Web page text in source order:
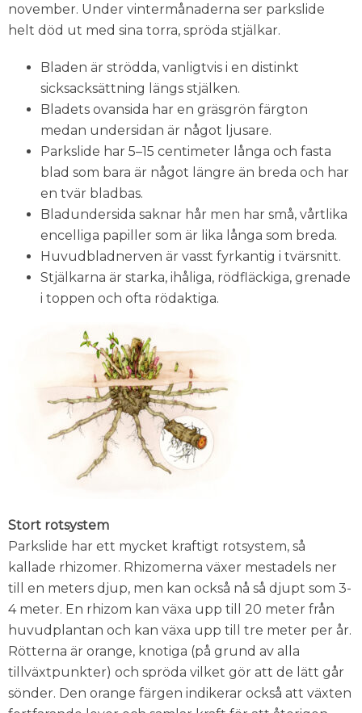
november. Under vintermånaderna ser parkslide
helt död ut med sina torra, spröda stjälkar.
Bladen är strödda, vanligtvis i en distinkt
sicksacksättning längs stjälken.
Bladets ovansida har en gräsgrön färgton
medan undersidan är något ljusare.
Parkslide har 5–15 centimeter långa och fasta
blad som bara är något längre än breda och har
en tvär bladbas.
Bladundersida saknar hår men har små, vårtlika
encelliga papiller som är lika långa som breda.
Huvudbladnerven är vasst fyrkantig i tvärsnitt.
Stjälkarna är starka, ihåliga, rödfläckiga, grenade
i toppen och ofta rödaktiga.
Stort rotsystem
Parkslide har ett mycket kraftigt rotsystem, så
kallade rhizomer. Rhizomerna växer mestadels ner
till en meters djup, men kan också nå så djupt som 3-
4 meter. En rhizom kan växa upp till 20 meter från
huvudplantan och kan växa upp till tre meter per år.
Rötterna är orange, knotiga (på grund av alla
tillväxtpunkter) och spröda vilket gör att de lätt går
sönder. Den orange färgen indikerar också att växten